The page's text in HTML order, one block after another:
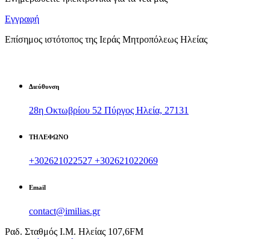
Εγγραφή
Επίσημος ιστότοπος της Ιεράς Μητροπόλεως Ηλείας
Διεύθυνση
28η Οκτωβρίου 52 Πύργος Ηλεία, 27131
ΤΗΛΕΦΩΝΟ
+302621022527 +302621022069
Email
contact@imilias.gr
Ραδ. Σταθμός Ι.Μ. Ηλείας 107,6FM